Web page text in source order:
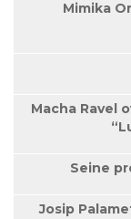
Mimika
Macha Ravel
Seine
Josip